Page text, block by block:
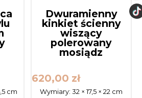
cm
Dwuramienny
kinkiet ścienny
wiszący
polerowany
mosiądz
620,00 zł
Wymiary: 32 × 17,5 × 22 cm